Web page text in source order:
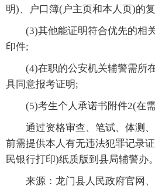
明)、户口簿(户主页和本人页)的
(3)其他能证明符合优先的相关
印件;
(4)在职的公安机关辅警需所在
具同意报考证明;
(5)考生个人承诺书附件2(在需
通过资格审查、笔试、体测、
前需提供本人有无违法犯罪记录
民银行打印)纸质版到县局辅警办。
来源：龙门县人民政府官网、